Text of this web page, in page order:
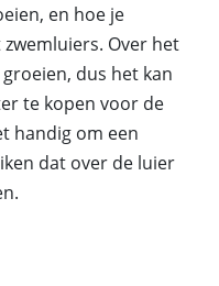
en hoe je
Over het
dus het kan
te kopen voor de
handig om een
dat over de luier